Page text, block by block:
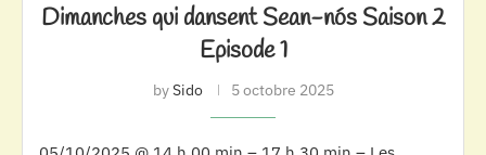
Dimanches qui dansent Sean-nós Saison 2
Episode 1
bySido 5 octobre 2025